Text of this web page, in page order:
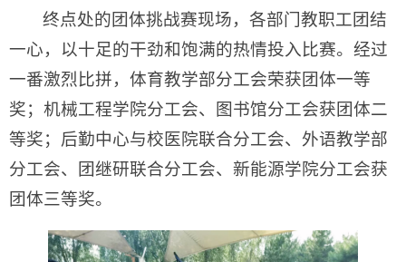
终点处的团体挑战赛现场，各部门教职工团结
一心，以十足的干劲和饱满的热情投入比赛。经过
一番激烈比拼，体育教学部分工会荣获团体一等
奖；机械工程学院分工会、图书馆分工会获团体二
等奖；后勤中心与校医院联合分工会、外语教学部
分工会、团继研联合分工会、新能源学院分工会获
团体三等奖。